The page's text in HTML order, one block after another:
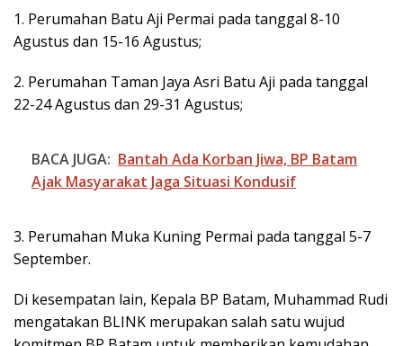
1. Perumahan Batu Aji Permai pada tanggal 8-10
Agustus dan 15-16 Agustus;
2. Perumahan Taman Jaya Asri Batu Aji pada tanggal
22-24 Agustus dan 29-31 Agustus;
BACA JUGA: Bantah Ada Korban Jiwa, BP Batam
Ajak Masyarakat Jaga Situasi Kondusif
3. Perumahan Muka Kuning Permai pada tanggal 5-7
September.
Di kesempatan lain, Kepala BP Batam, Muhammad Rudi
mengatakan BLINK merupakan salah satu wujud